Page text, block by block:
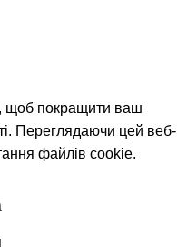
щоб покращити ваш
Переглядаючи цей веб-
файлів cookie.